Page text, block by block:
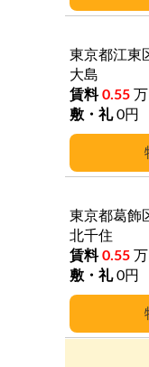
東京都江東
大島
0.55
0円
東京都葛飾
北千住
0.55
0円